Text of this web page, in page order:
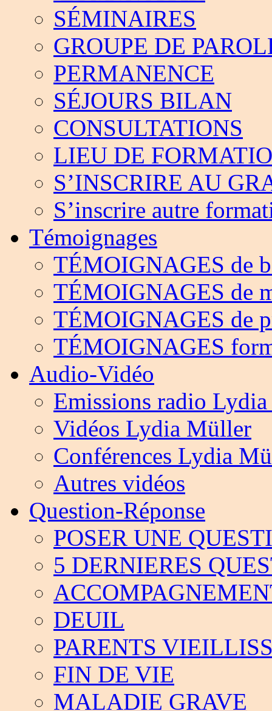
SÉMINAIRES
GROUPE DE
PERMANENCE
SÉJOURS BILAN
CONSULTATIONS
LIEU DE
S’INSCRIRE AU
S’inscrire autre
Témoignages
TÉMOIGNAGES de
TÉMOIGNAGES de
TÉMOIGNAGES de
TÉMOIGNAGES
Audio-Vidéo
Emissions radio
Vidéos Lydia Müller
Conférences Lydia
Autres vidéos
Question-Réponse
POSER UNE
5 DERNIERES
DEUIL
PARENTS
FIN DE VIE
MALADIE GRAVE